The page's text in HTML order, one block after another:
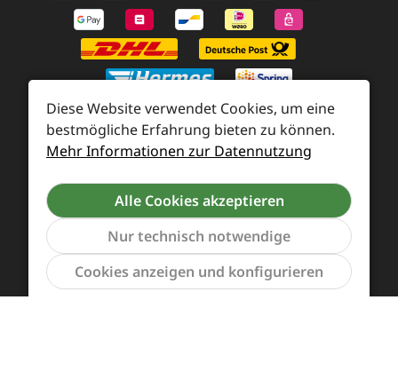
Zahlung und Versand
Widerrufsrecht und Rücksendung
Kontakt
Händleranfragen
Cookie-Voreinstellungen
Alle Preise inkl. gesetzl. Mehrwertsteuer zzgl.
Diese Website verwendet Cookies, um eine
bestmögliche Erfahrung bieten zu können.
Mehr Informationen zur Datennutzung
Alle Cookies akzeptieren
Nur technisch notwendige
Cookies anzeigen und konfigurieren